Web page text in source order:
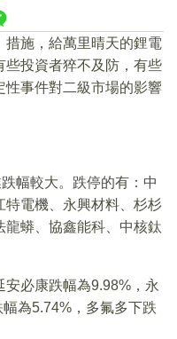
施，給萬里晴天的鋰電
些投資者猝不及防，有些
性事件對二級市場的影響
幅較大。跌停的有：中
特電機、永興材料、杉杉
龍蟒、協鑫能科、中核鈦
必康跌幅為9.98%，永
為5.74%，多氟多下跌